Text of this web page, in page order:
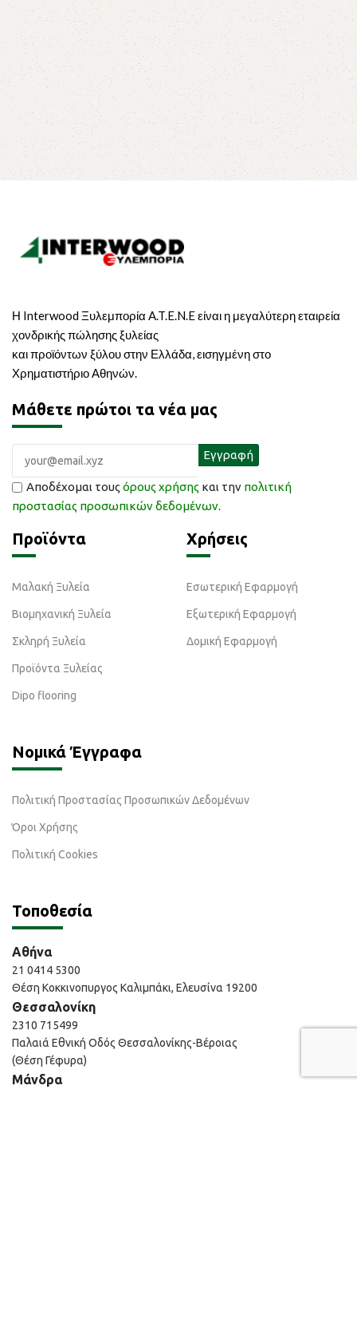
Η Interwood Ξυλεμπορία A.T.E.N.E είναι η μεγαλύτερη εταιρεία
χονδρικής πώλησης ξυλείας
και προϊόντων ξύλου στην Ελλάδα, εισηγμένη στο
Χρηματιστήριο Αθηνών.
Μάθετε πρώτοι τα νέα μας
Αποδέχομαι τους όρους χρήσης και την πολιτική
προστασίας προσωπικών δεδομένων.
Προϊόντα
Μαλακή Ξυλεία
Βιομηχανική Ξυλεία
Σκληρή Ξυλεία
Προϊόντα Ξυλείας
Dipo flooring
Χρήσεις
Εσωτερική Εφαρμογή
Εξωτερική Εφαρμογή
Δομική Εφαρμογή
Νομικά Έγγραφα
Πολιτική Προστασίας Προσωπικών Δεδομένων
Όροι Χρήσης
Πολιτική Cookies
Τοποθεσία
Αθήνα
21 0414 5300
Θέση Κοκκινοπυργος Καλιμπάκι, Ελευσίνα 19200
Θεσσαλονίκη
2310 715499
Παλαιά Εθνική Οδός Θεσσαλονίκης-Βέροιας
(Θέση Γέφυρα)
Μάνδρα